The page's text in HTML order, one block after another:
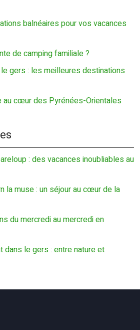
balnéaires pour vos vacances
de camping familiale ?
gers : les meilleures destinations
au cœur des Pyrénées-Orientales
: des vacances inoubliables au
la muse : un séjour au cœur de la
du mercredi au mercredi en
dans le gers : entre nature et